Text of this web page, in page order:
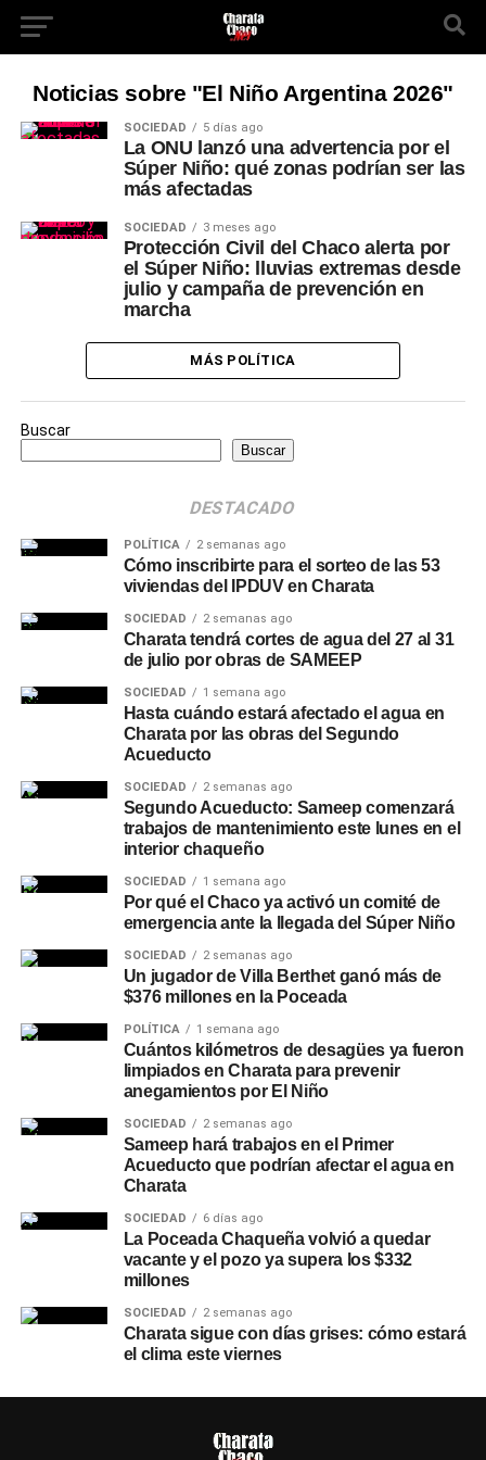
Noticias sobre "El Niño Argentina 2026"
SOCIEDAD 5 días ago
La ONU lanzó una advertencia por el
Súper Niño: qué zonas podrían ser las
más afectadas
SOCIEDAD 3 meses ago
Protección Civil del Chaco alerta por
el Súper Niño: lluvias extremas desde
julio y campaña de prevención en
marcha
MÁS POLÍTICA
Buscar
Buscar
DESTACADO
POLÍTICA 2 semanas ago
Cómo inscribirte para el sorteo de las 53
viviendas del IPDUV en Charata
SOCIEDAD 2 semanas ago
Charata tendrá cortes de agua del 27 al 31
de julio por obras de SAMEEP
SOCIEDAD 1 semana ago
Hasta cuándo estará afectado el agua en
Charata por las obras del Segundo
Acueducto
SOCIEDAD 2 semanas ago
Segundo Acueducto: Sameep comenzará
trabajos de mantenimiento este lunes en el
interior chaqueño
SOCIEDAD 1 semana ago
Por qué el Chaco ya activó un comité de
emergencia ante la llegada del Súper Niño
SOCIEDAD 2 semanas ago
Un jugador de Villa Berthet ganó más de
$376 millones en la Poceada
POLÍTICA 1 semana ago
Cuántos kilómetros de desagües ya fueron
limpiados en Charata para prevenir
anegamientos por El Niño
SOCIEDAD 2 semanas ago
Sameep hará trabajos en el Primer
Acueducto que podrían afectar el agua en
Charata
SOCIEDAD 6 días ago
La Poceada Chaqueña volvió a quedar
vacante y el pozo ya supera los $332
millones
SOCIEDAD 2 semanas ago
Charata sigue con días grises: cómo estará
el clima este viernes